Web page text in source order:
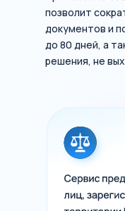
позволит
документов и
до 80 дней, а
решения, не